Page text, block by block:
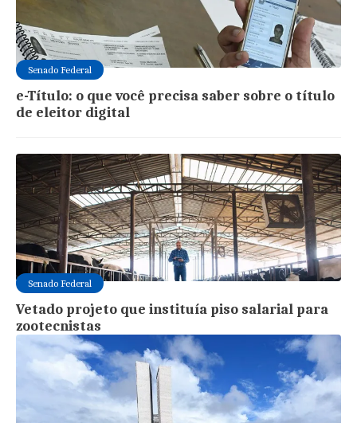
Senado Federal
e-Título: o que você precisa saber sobre o título
de eleitor digital
Senado Federal
Vetado projeto que instituía piso salarial para
zootecnistas